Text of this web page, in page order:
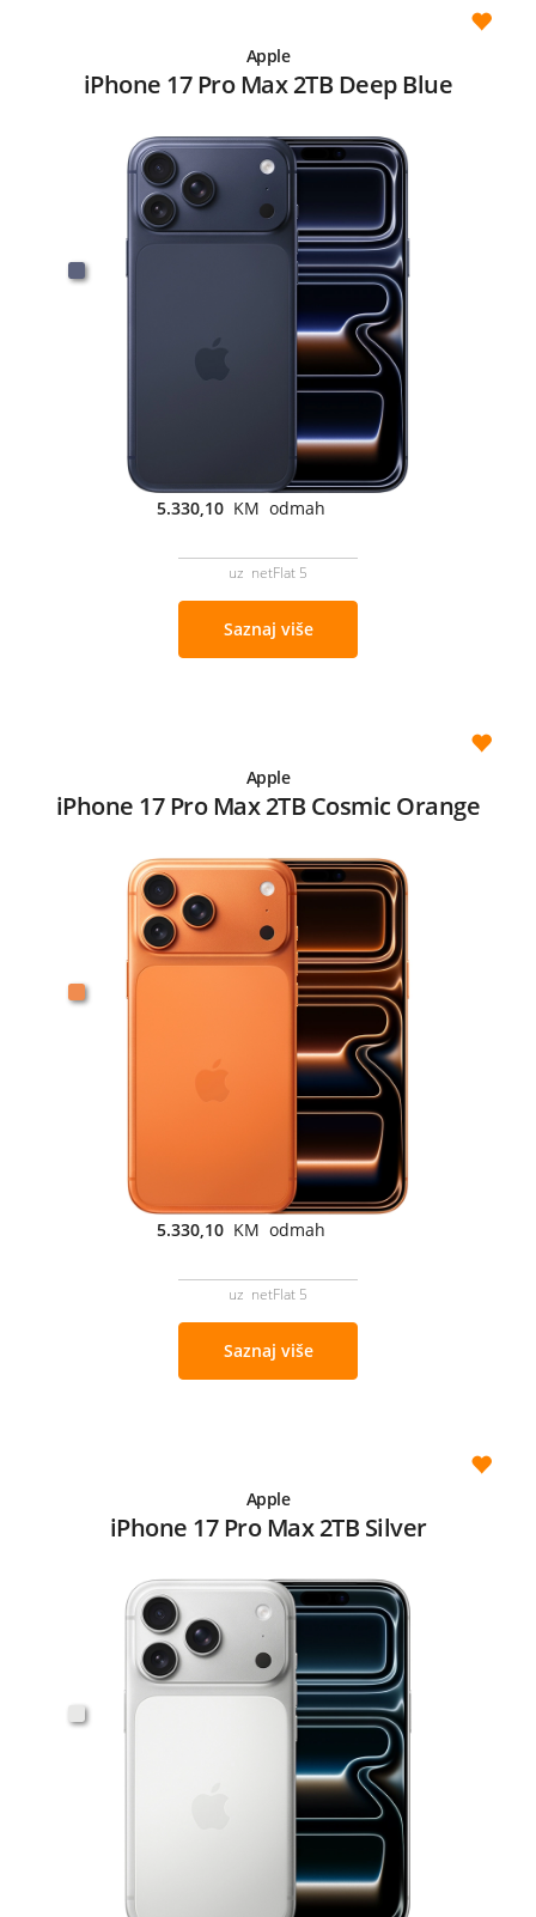
Apple
iPhone 17 Pro Max 2TB Deep Blue
5.330,10 KM odmah
uz netFlat 5
Saznaj više
Apple
iPhone 17 Pro Max 2TB Cosmic Orange
5.330,10 KM odmah
uz netFlat 5
Saznaj više
Apple
iPhone 17 Pro Max 2TB Silver